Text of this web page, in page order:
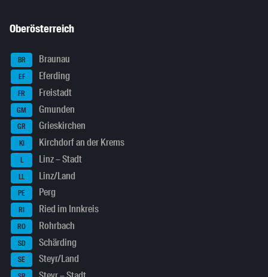
Oberösterreich
BR Braunau
EF Eferding
FR Freistadt
GM Gmunden
GR Grieskirchen
KI Kirchdorf an der Krems
L Linz – Stadt
LL Linz/Land
PE Perg
RI Ried im Innkreis
RO Rohrbach
SD Schärding
SE Steyr/Land